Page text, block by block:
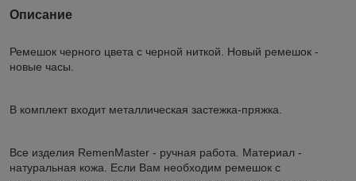
Описание
Ремешок черного цвета с черной ниткой. Новый ремешок -
новые часы.
В комплект входит металлическая застежка-пряжка.
Все изделия RemenMaster - ручная работа. Материал -
натуральная кожа. Если Вам необходим ремешок с